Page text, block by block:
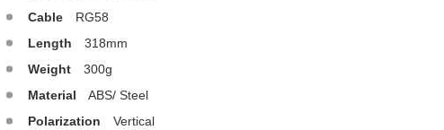
Cable
RG58
Length
318mm
Weight
300g
Material
ABS/ Steel
Polarization
Vertical